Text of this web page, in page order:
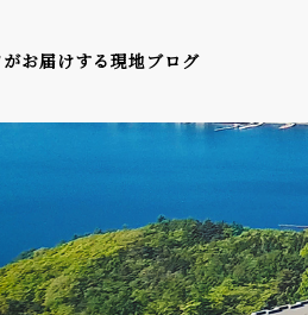
お届けする現地ブログ